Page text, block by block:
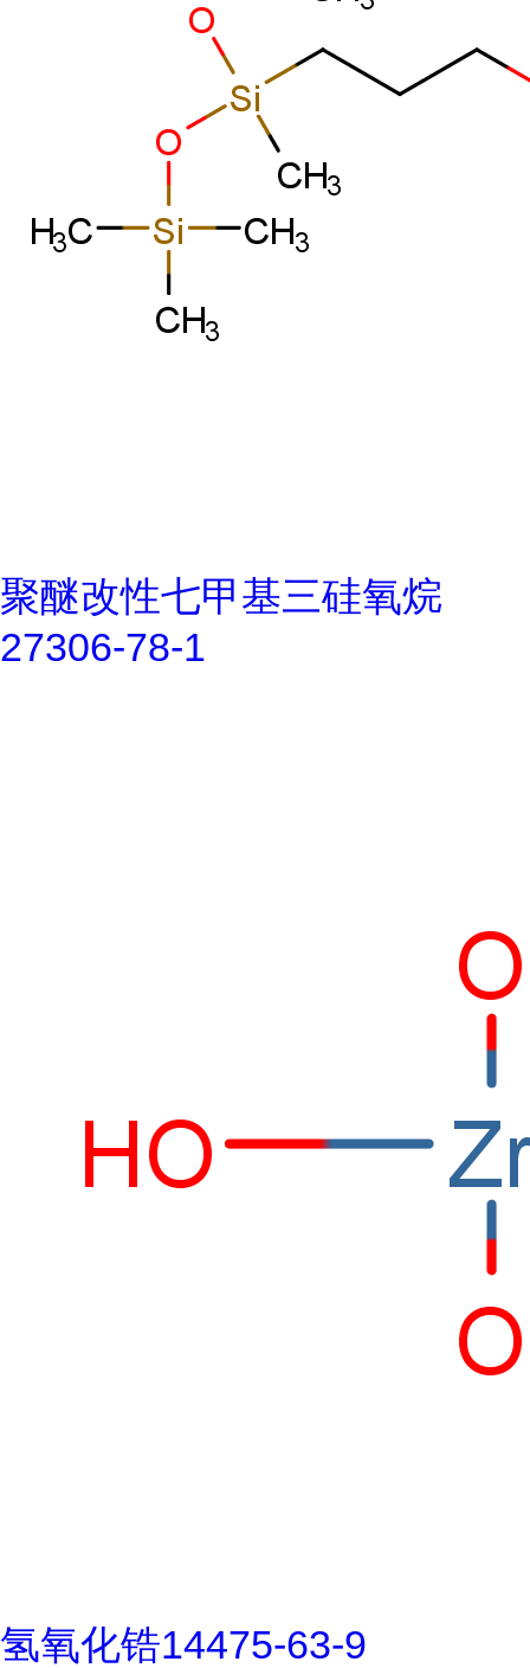
聚醚改性七甲基三硅氧烷
27306-78-1
氢氧化锆14475-63-9